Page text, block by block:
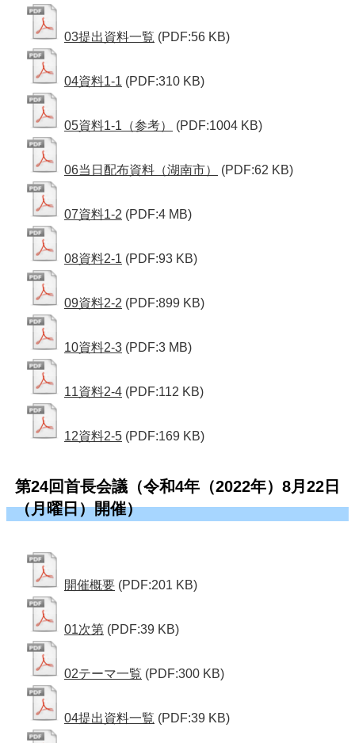
03提出資料一覧 (PDF:56 KB)
04資料1-1 (PDF:310 KB)
05資料1-1（参考） (PDF:1004 KB)
06当日配布資料（湖南市） (PDF:62 KB)
07資料1-2 (PDF:4 MB)
08資料2-1 (PDF:93 KB)
09資料2-2 (PDF:899 KB)
10資料2-3 (PDF:3 MB)
11資料2-4 (PDF:112 KB)
12資料2-5 (PDF:169 KB)
第24回首長会議（令和4年（2022年）8月22日
（月曜日）開催）
開催概要 (PDF:201 KB)
01次第 (PDF:39 KB)
02テーマ一覧 (PDF:300 KB)
04提出資料一覧 (PDF:39 KB)